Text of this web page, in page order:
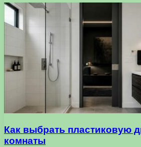
Как выбрать пластиковую
комнаты